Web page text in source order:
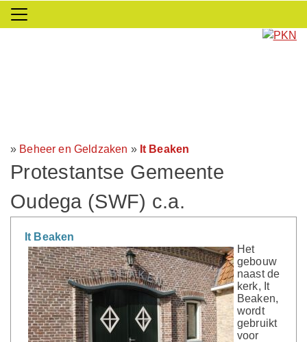
» Beheer en Geldzaken » It Beaken
Protestantse Gemeente
Oudega (SWF) c.a.
It Beaken
Het
gebouw
naast de
kerk, It
Beaken,
wordt
gebruikt
voor